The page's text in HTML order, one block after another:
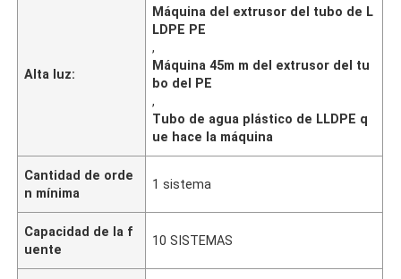
Alta luz:
Máquina del extrusor del tubo de L
LDPE PE
,
Máquina 45m m del extrusor del tu
bo del PE
,
Tubo de agua plástico de LLDPE q
ue hace la máquina
Cantidad de orde
n mínima
1 sistema
Capacidad de la f
uente
10 SISTEMAS